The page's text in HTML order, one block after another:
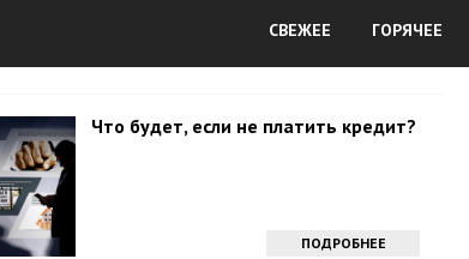
СВЕЖЕЕ ГОРЯЧЕЕ
Что будет, если не платить кредит?
ПОДРОБНЕЕ